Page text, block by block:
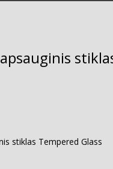
stiklas Tempered Glass